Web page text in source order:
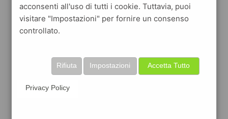
acconsenti all'uso di tutti i cookie. Tuttavia, puoi
visitare "Impostazioni" per fornire un consenso
controllato.
Accetta Tutto
Impostazioni
Rifiuta
Privacy Policy